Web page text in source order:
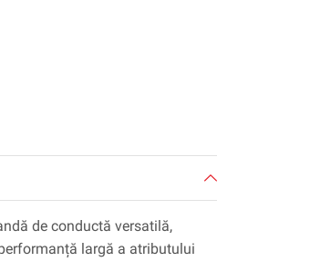
de conductă versatilă,
largă a atributului